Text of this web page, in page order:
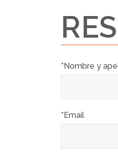
*Nombre y
*Email